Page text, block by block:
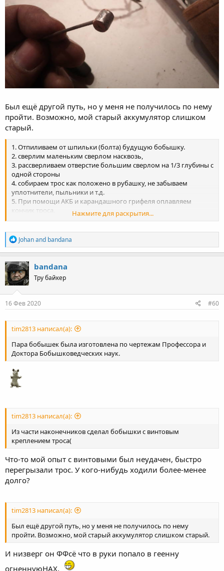
Был ещё другой путь, но у меня не получилось по нему
пройти. Возможно, мой старый аккумулятор слишком
старый.
1. Отпиливаем от шпильки (болта) будущую бобышку.
2. сверлим маленьким сверлом насквозь,
3. рассверливаем отверстие большим сверлом на 1/3 глубины с
одной стороны
4. собираем трос как положено в рубашку, не забываем
уплотнители, пыльники и т.д.
5. При помощи АКБ и карандашного грифеля оплавляем
кончик троса.
Нажмите для раскрытия...
R
e
a
c
t
i
o
n
s
Johanand bandana
bandana
Тру байкер
16 Фев 2020 #60
tim2813 написал(а):
Пара бобышек была изготовлена по чертежам Профессора и
Доктора Бобышковедческих наук.
tim2813 написал(а):
Из части наконечников сделал бобышки с винтовым
креплением троса(
Что-то мой опыт с винтовыми был неудачен, быстро
перегрызали трос. У кого-нибудь ходили более-менее
долго?
tim2813 написал(а):
Был ещё другой путь, но у меня не получилось по нему
пройти. Возможно, мой старый аккумулятор слишком старый.
И низверг он ФФсё что в руки попало в геенну
огненнуюНАХ.